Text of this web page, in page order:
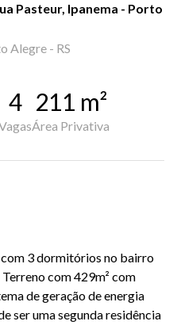
Pasteur, Ipanema - Porto
Alegre - RS
4 211 m²
Área Privativa
3 dormitórios no bairro
com 429m² com
de geração de energia
ser uma segunda residência